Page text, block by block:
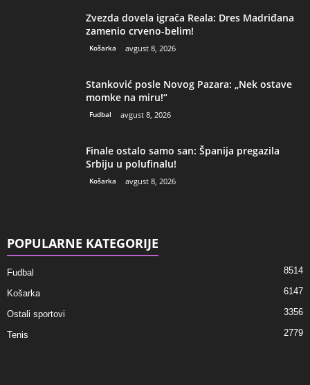
Zvezda dovela igrača Reala: Dres Madriđana
zamenio crveno-belim!
Košarka avgust 8, 2026
Stanković posle Novog Pazara: „Nek ostave
momke na miru!“
Fudbal avgust 8, 2026
Finale ostalo samo san: Španija pregazila
Srbiju u polufinalu!
Košarka avgust 8, 2026
POPULARNE KATEGORIJE
Fudbal 8514
Košarka 6147
Ostali sportovi 3356
Tenis 2779